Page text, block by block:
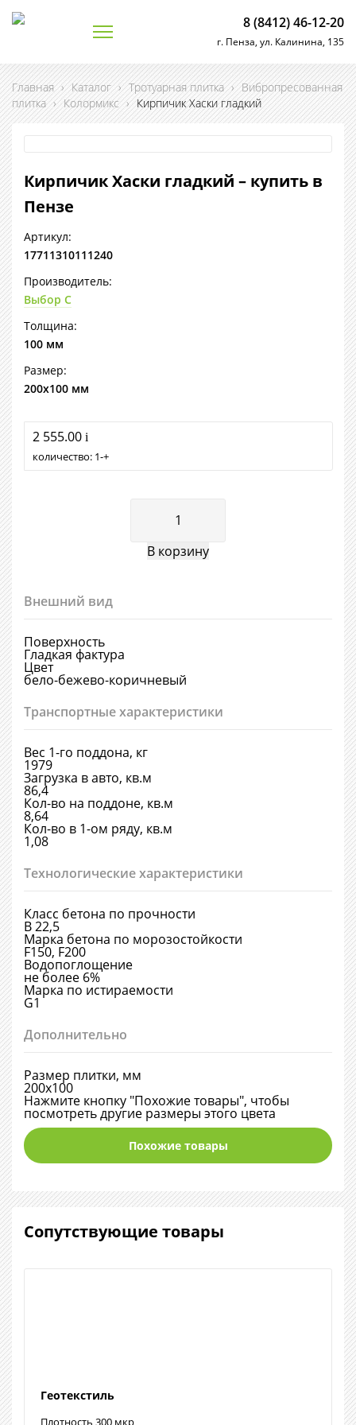
8 (8412) 46-12-20
г. Пенза, ул. Калинина, 135
Главная › Каталог › Тротуарная плитка › Вибропресованная
плитка › Колормикс › Кирпичик Хаски гладкий
Кирпичик Хаски гладкий – купить в
Пензе
Артикул:
17711310111240
Производитель:
Выбор С
Толщина:
100 мм
Размер:
200х100 мм
2 555.00 i
количество: 1 +
Внешний вид
Поверхность
Гладкая фактура
Цвет
бело-бежево-коричневый
Транспортные характеристики
Вес 1-го поддона, кг
1979
Загрузка в авто, кв.м
86,4
Кол-во на поддоне, кв.м
8,64
Кол-во в 1-ом ряду, кв.м
1,08
Технологические характеристики
Класс бетона по прочности
В 22,5
Марка бетона по морозостойкости
F150, F200
Водопоглощение
не более 6%
Марка по истираемости
G1
Дополнительно
Размер плитки, мм
200х100
Нажмите кнопку "Похожие товары", чтобы
посмотреть другие размеры этого цвета
Похожие товары
Сопутствующие товары
Геотекстиль
Плотность 300 мкр